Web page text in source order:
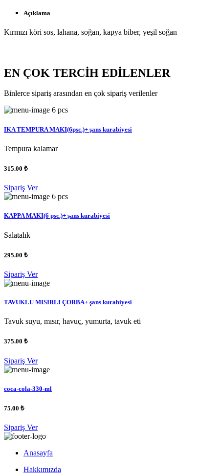
Açıklama
Kırmızı köri sos, lahana, soğan, kapya biber, yeşil soğan
EN ÇOK TERCİH EDİLENLER
Binlerce sipariş arasından en çok sipariş verilenler
6 pcs
IKA TEMPURA MAKI(6psc.)+ şans kurabiyesi
Tempura kalamar
315.00 ₺
Sipariş Ver
6 pcs
KAPPA MAKI(6 psc.)+ şans kurabiyesi
Salatalık
295.00 ₺
Sipariş Ver
TAVUKLU MISIRLI ÇORBA+ şans kurabiyesi
Tavuk suyu, mısır, havuç, yumurta, tavuk eti
375.00 ₺
Sipariş Ver
coca-cola-330-ml
75.00 ₺
Sipariş Ver
Anasayfa
Hakkımızda